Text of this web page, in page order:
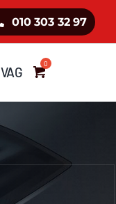
010 303 32 97
VAG